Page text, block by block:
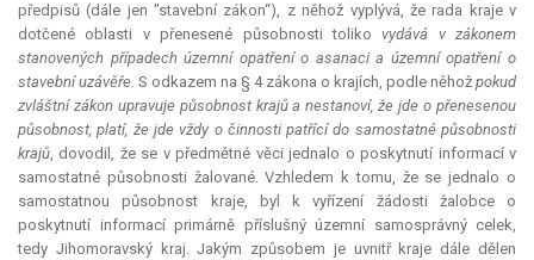
předpisů (dále jen "stavební zákon“), z něhož vyplývá, že rada kraje v
dotčené oblasti v přenesené působnosti tolikovydává v zákonem
stanovených případech územní opatření o asanaci a územní opatření o
stavební uzávěře. S odkazem na § 4 zákona o krajích, podle něhož pokud
zvláštní zákon upravuje působnost krajů a nestanoví, že jde o přenesenou
působnost, platí, že jde vždy o činnosti patřící do samostatné působnosti
krajů, dovodil, že se v předmětné věci jednalo o poskytnutí informací v
samostatné působnosti žalované. Vzhledem k tomu, že se jednalo o
samostatnou působnost kraje, byl k vyřízení žádosti žalobce o
poskytnutí informací primárně příslušný územní samosprávný celek,
tedy Jihomoravský kraj. Jakým způsobem je uvnitř kraje dále dělen